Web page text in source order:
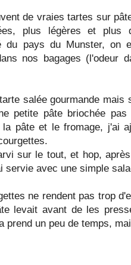
de vraies tartes sur
plus légères et plus
du pays du Munster, on
nos bagages (l'odeur
salée gourmande mais
petite pâte briochée
pâte et le fromage, j'ai
sur le tout, et hop,
servie avec une simple
ne rendent pas trop
levait avant de les
prend un peu de temps,